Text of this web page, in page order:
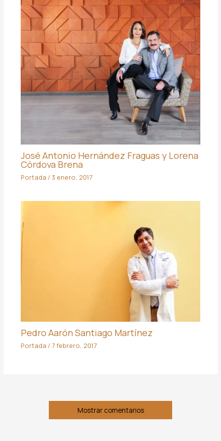
José Antonio Hernández Fraguas y Lorena
Córdova Brena
Portada / 3 enero, 2017
Pedro Aarón Santiago Martínez
Portada / 7 febrero, 2017
Mostrar comentarios